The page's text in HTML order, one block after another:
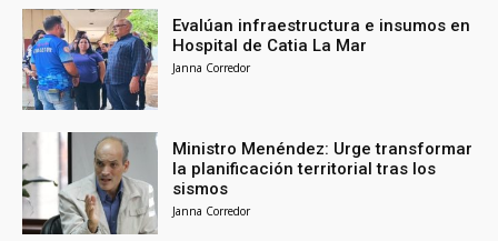
Evalúan infraestructura e insumos en
Hospital de Catia La Mar
Janna Corredor
Ministro Menéndez: Urge transformar
la planificación territorial tras los
sismos
Janna Corredor